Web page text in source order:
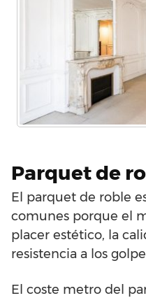
Parquet de
El parquet de roble
comunes porque el
placer estético, la
resistencia a los
El coste metro del